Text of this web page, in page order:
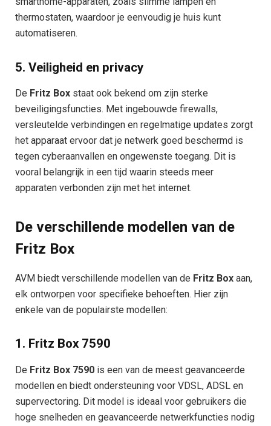
thermostaten, waardoor je eenvoudig je huis kunt
automatiseren.
5. Veiligheid en privacy
De Fritz Box staat ook bekend om zijn sterke
beveiligingsfuncties. Met ingebouwde firewalls,
versleutelde verbindingen en regelmatige updates zorgt
het apparaat ervoor dat je netwerk goed beschermd is
tegen cyberaanvallen en ongewenste toegang. Dit is
vooral belangrijk in een tijd waarin steeds meer
apparaten verbonden zijn met het internet.
De verschillende modellen van de
Fritz Box
AVM biedt verschillende modellen van de Fritz Box aan,
elk ontworpen voor specifieke behoeften. Hier zijn
enkele van de populairste modellen:
1. Fritz Box 7590
De Fritz Box 7590 is een van de meest geavanceerde
modellen en biedt ondersteuning voor VDSL, ADSL en
supervectoring. Dit model is ideaal voor gebruikers die
hoge snelheden en geavanceerde netwerkfuncties nodig